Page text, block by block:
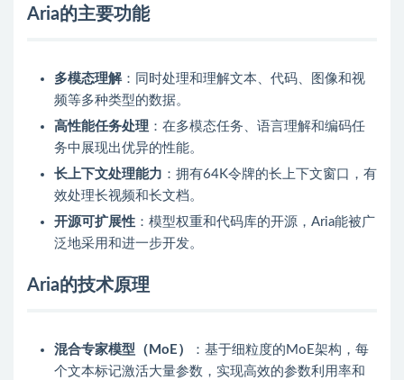
Aria的主要功能
多模态理解：同时处理和理解文本、代码、图像和视
频等多种类型的数据。
高性能任务处理 ：在多模态任务、语言理解和编码任
务中展现出优异的性能。
长上下文处理能力 ：拥有64K令牌的长上下文窗口，有
效处理长视频和长文档。
开源可扩展性 ：模型权重和代码库的开源，Aria能被广
泛地采用和进一步开发。
Aria的技术原理
混合专家模型（MoE）
：基于细粒度的MoE架构，每
个文本标记激活大量参数，实现高效的参数利用率和